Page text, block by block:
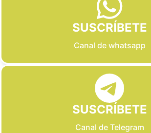
SUSCRÍBETE
Canal de whatsapp
SUSCRÍBETE
Canal de Telegram